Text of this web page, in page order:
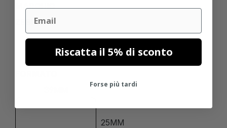
MARCHIO
ZEBRA
25MM
Email
Riscatta il 5% di sconto
Forse più tardi